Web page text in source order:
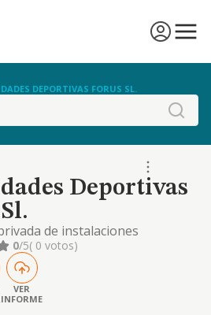
DEPORTIVAS FORUS SL.
Deportivas
de instalaciones
en régimen de
a través de su
directa o indirecta en el capital
con-cesionarias o
de empresas que han
0/5( 0 votos)
VER
INFORME